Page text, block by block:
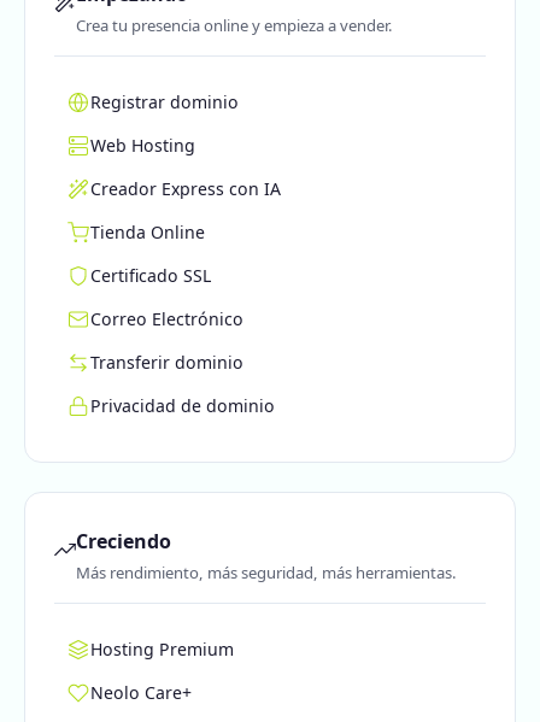
Crea tu presencia online y empieza a vender.
Registrar dominio
Web Hosting
Creador Express con IA
Tienda Online
Certificado SSL
Correo Electrónico
Transferir dominio
Privacidad de dominio
Creciendo
Más rendimiento, más seguridad, más herramientas.
Hosting Premium
Neolo Care+